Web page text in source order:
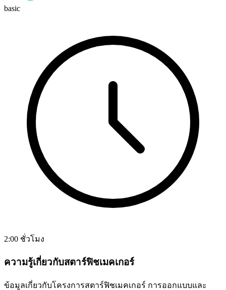
basic
2:00 ชั่วโมง
ความรู้เกี่ยวกับสตาร์ฟิชเมคเกอร์
ข้อมูลเกี่ยวกับโครงการสตาร์ฟิชเมคเกอร์ การออกแบบและ